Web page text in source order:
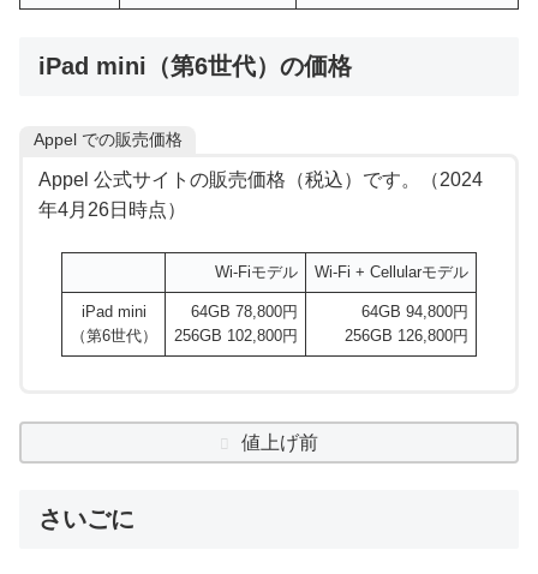
iPad mini（第6世代）の価格
Appel での販売価格
Appel 公式サイトの販売価格（税込）です。（2024
年4月26日時点）
Wi-Fiモデル Wi-Fi + Cellularモデル
iPad mini
（第6世代）
64GB 78,800円
256GB 102,800円
64GB 94,800円
256GB 126,800円
値上げ前
さいごに